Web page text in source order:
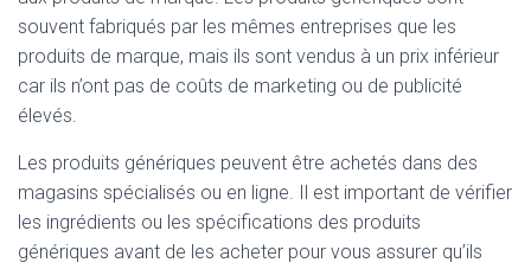
souvent fabriqués par les mêmes entreprises que les
produits de marque, mais ils sont vendus à un prix inférieur
car ils n’ont pas de coûts de marketing ou de publicité
élevés.
Les produits génériques peuvent être achetés dans des
magasins spécialisés ou en ligne. Il est important de vérifier
les ingrédients ou les spécifications des produits
génériques avant de les acheter pour vous assurer qu’ils